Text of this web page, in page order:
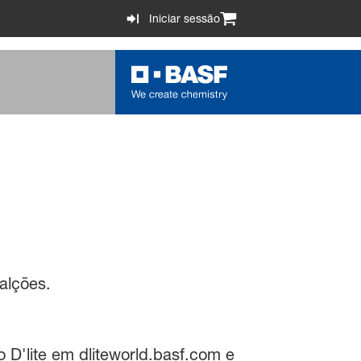
Iniciar sessão
D'lite em dliteworld.basf.com e